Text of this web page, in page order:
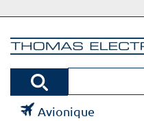
Avionique